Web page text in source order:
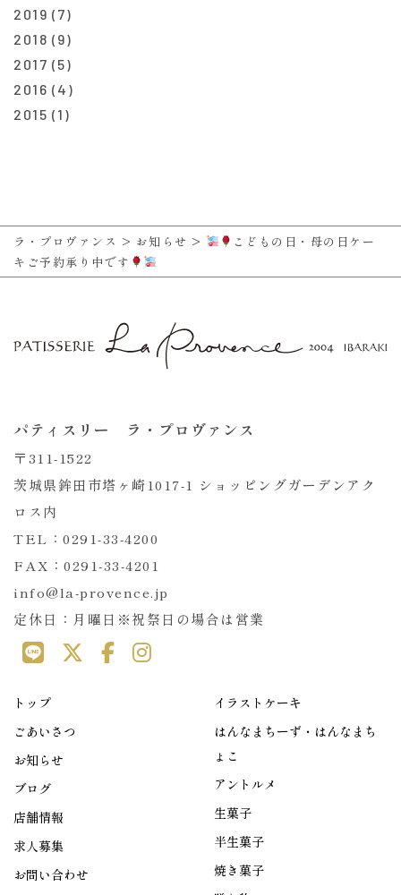
2019 (7)
2018 (9)
2017 (5)
2016 (4)
2015 (1)
ラ・プロヴァンス > お知らせ >
こどもの日・母の日ケー
キご予約承り中です
パティスリー ラ・プロヴァンス
〒311-1522
茨城県鉾田市塔ヶ崎1017-1 ショッピングガーデンアク
ロス内
TEL：0291-33-4200
FAX：0291-33-4201
info@la-provence.jp
定休日：月曜日※祝祭日の場合は営業
トップ
ごあいさつ
お知らせ
ブログ
店舗情報
求人募集
お問い合わせ
イラストケーキ
はんなまちーず・はんなまち
ょこ
アントルメ
生菓子
半生菓子
焼き菓子